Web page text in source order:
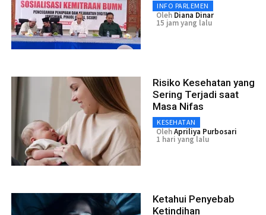
INFO PARLEMEN
Oleh Diana Dinar
15 jam yang lalu
Risiko Kesehatan yang
Sering Terjadi saat
Masa Nifas
KESEHATAN
OlehApriliya Purbosari
1 hari yang lalu
Ketahui Penyebab
Ketindihan